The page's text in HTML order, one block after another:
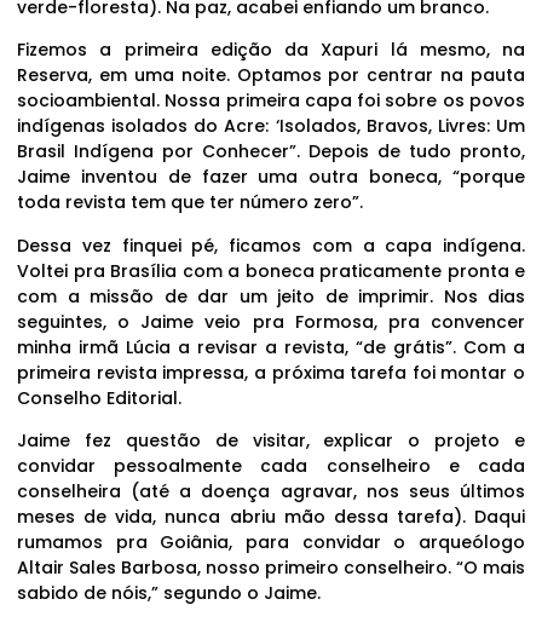
verde-floresta). Na paz, acabei enfiando um branco.
Fizemos a primeira edição da Xapuri lá mesmo, na
Reserva, em uma noite. Optamos por centrar na pauta
socioambiental. Nossa primeira capa foi sobre os povos
indígenas isolados do Acre: ‘Isolados, Bravos, Livres: Um
Brasil Indígena por Conhecer”. Depois de tudo pronto,
Jaime inventou de fazer uma outra boneca, “porque
toda revista tem que ter número zero”.
Dessa vez finquei pé, ficamos com a capa indígena.
Voltei pra Brasília com a boneca praticamente pronta e
com a missão de dar um jeito de imprimir. Nos dias
seguintes, o Jaime veio pra Formosa, pra convencer
minha irmã Lúcia a revisar a revista, “de grátis”. Com a
primeira revista impressa, a próxima tarefa foi montar o
Conselho Editorial.
Jaime fez questão de visitar, explicar o projeto e
convidar pessoalmente cada conselheiro e cada
conselheira (até a doença agravar, nos seus últimos
meses de vida, nunca abriu mão dessa tarefa). Daqui
rumamos pra Goiânia, para convidar o arqueólogo
Altair Sales Barbosa, nosso primeiro conselheiro. “O mais
sabido de nóis,” segundo o Jaime.